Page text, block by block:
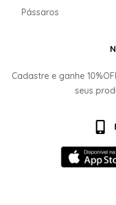
Pássaros
Cadastre e ganhe
seus